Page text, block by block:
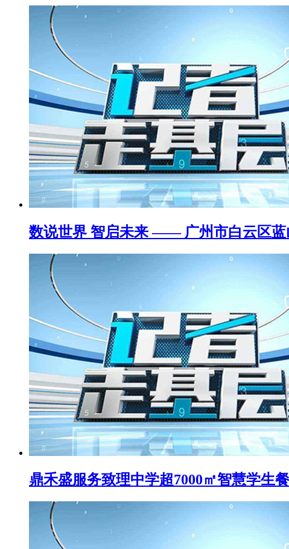
数说世界 智启未来 —— 广州市白云区蓝
鼎禾盛服务致理中学超7000㎡智慧学生